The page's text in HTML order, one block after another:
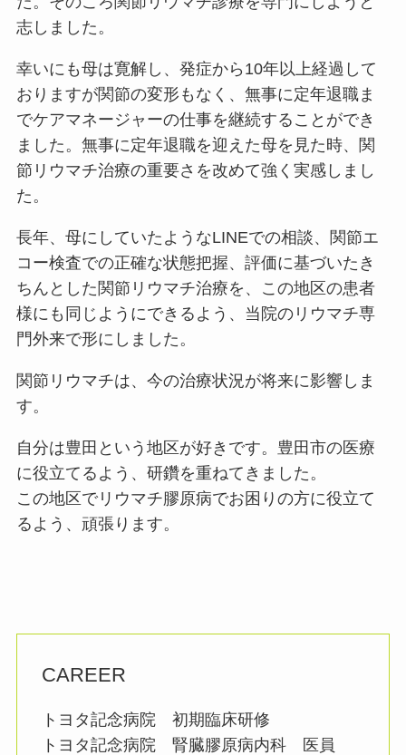
志しました。
幸いにも母は寛解し、発症から10年以上経過して
おりますが関節の変形もなく、無事に定年退職ま
でケアマネージャーの仕事を継続することができ
ました。無事に定年退職を迎えた母を見た時、関
節リウマチ治療の重要さを改めて強く実感しまし
た。
長年、母にしていたようなLINEでの相談、関節エ
コー検査での正確な状態把握、評価に基づいたき
ちんとした関節リウマチ治療を、この地区の患者
様にも同じようにできるよう、当院のリウマチ専
門外来で形にしました。
関節リウマチは、今の治療状況が将来に影響しま
す。
自分は豊田という地区が好きです。豊田市の医療
に役立てるよう、研鑽を重ねてきました。
この地区でリウマチ膠原病でお困りの方に役立て
るよう、頑張ります。
CAREER
トヨタ記念病院 初期臨床研修
トヨタ記念病院 腎臓膠原病内科 医員